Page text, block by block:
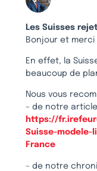
Les Suisses
Bonjour et
En effet, la
beaucoup de
Nous vous
– de notre
https://
Suisse-
France
– de notre